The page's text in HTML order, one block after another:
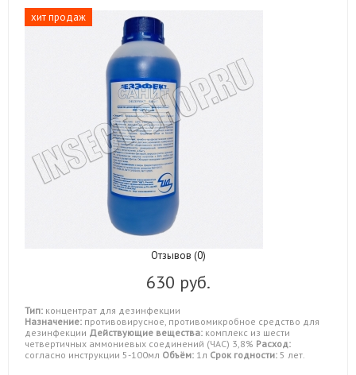
хит продаж
Отзывов (0)
630 руб.
Тип: концентрат для дезинфекции
Назначение: противовирусное, противомикробное средство для
дезинфекции Действующие вещества: комплекс из шести
четвертичных аммониевых соединений (ЧАС) 3,8% Расход:
согласно инструкции 5-100мл Объём: 1л Срок годности: 5 лет.